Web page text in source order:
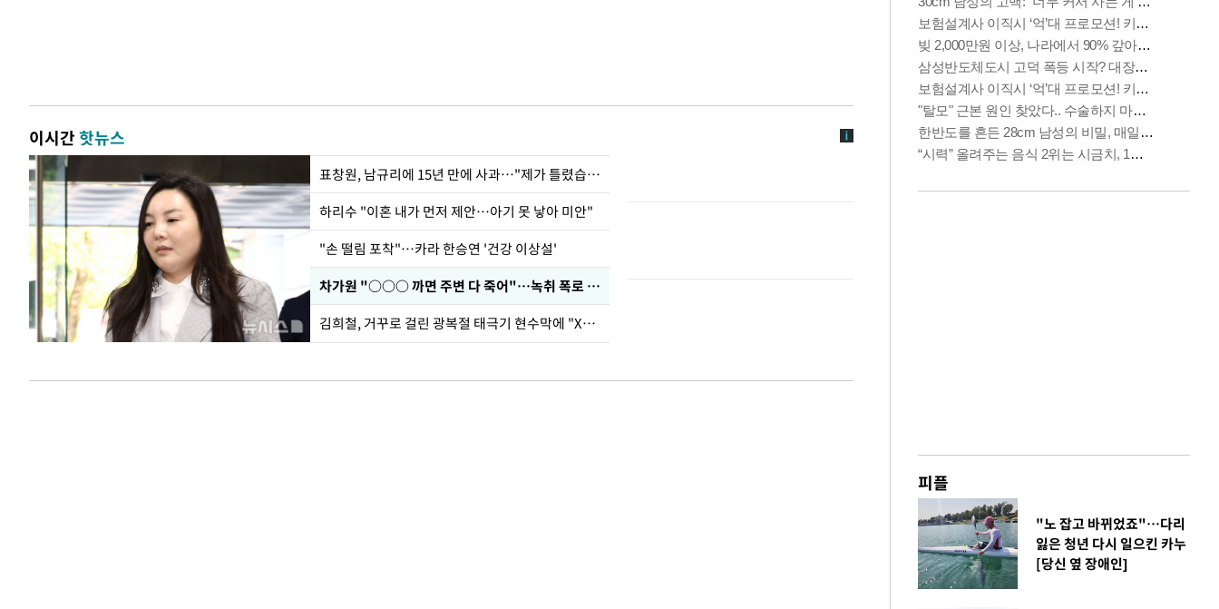
이시간핫뉴스
표창원, 남규리에 15년 만에 사과…"제가 틀렸습니다"
하리수 "이혼 내가 먼저 제안…아기 못 낳아 미안"
"손 떨림 포착"…카라 한승연 '건강 이상설'
차가원 "○○○ 까면 주변 다 죽어"…녹취 폭로 파장
김희철, 거꾸로 걸린 광복절 태극기 현수막에 "X돌았네"
피플
"노 잡고 바뀌었죠"…다리
잃은 청년 다시 일으킨 카누
[당신 옆 장애인]